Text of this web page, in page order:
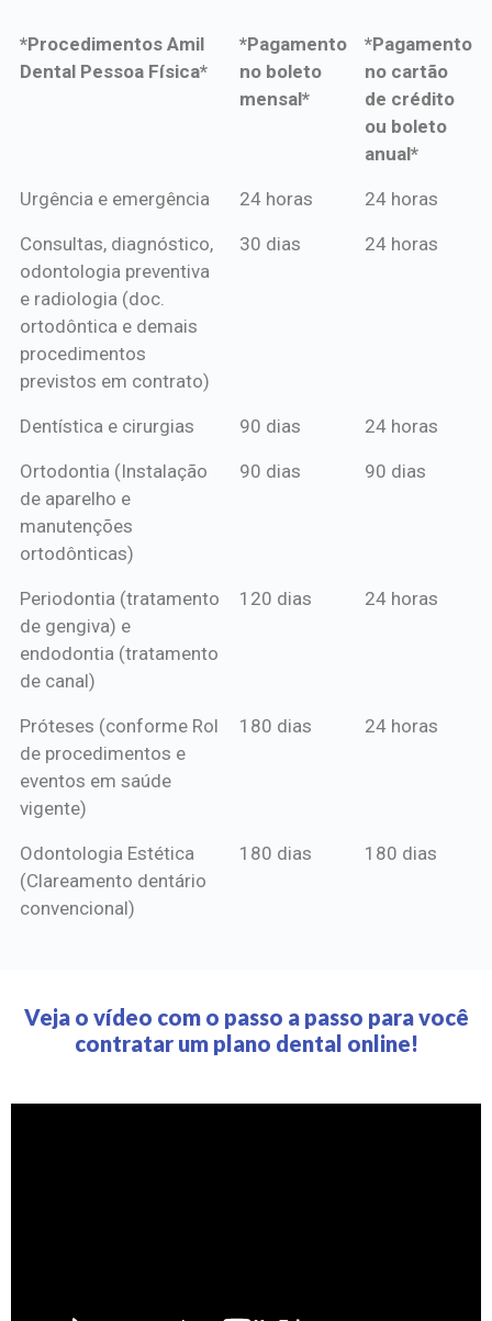
*Procedimentos Amil
Dental Pessoa Física*
*Pagamento
no boleto
mensal*
*Pagamento
no cartão
de crédito
ou boleto
anual*
*Procedimentos Amil
*Pagamento
mensal*
*Pagamento
de crédito
Urgência e emergência 24 horas 24 horas
Consultas, diagnóstico,
odontologia preventiva
e radiologia (doc.
ortodôntica e demais
procedimentos
previstos em contrato)
30 dias 24 horas
Dentística e cirurgias 90 dias 24 horas
Ortodontia (Instalação
de aparelho e
manutenções
ortodônticas)
90 dias 90 dias
Periodontia (tratamento
de gengiva) e
endodontia (tratamento
de canal)
120 dias 24 horas
Próteses (conforme Rol
de procedimentos e
eventos em saúde
vigente)
180 dias 24 horas
Odontologia Estética
(Clareamento dentário
convencional)
180 dias 180 dias
Veja o vídeo com o passo a passo para você
contratar um plano dental online!